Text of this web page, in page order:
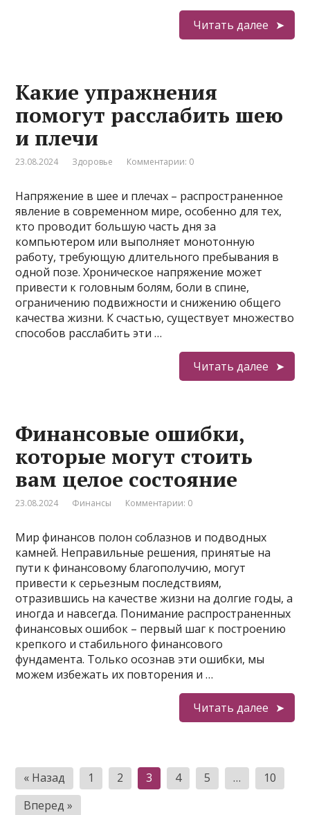
Читать далее
Какие упражнения
помогут расслабить шею
и плечи
23.08.2024 Здоровье Комментарии: 0
Напряжение в шее и плечах – распространенное
явление в современном мире, особенно для тех,
кто проводит большую часть дня за
компьютером или выполняет монотонную
работу, требующую длительного пребывания в
одной позе. Хроническое напряжение может
привести к головным болям, боли в спине,
ограничению подвижности и снижению общего
качества жизни. К счастью, существует множество
способов расслабить эти …
Читать далее
Финансовые ошибки,
которые могут стоить
вам целое состояние
23.08.2024 Финансы Комментарии: 0
Мир финансов полон соблазнов и подводных
камней. Неправильные решения, принятые на
пути к финансовому благополучию, могут
привести к серьезным последствиям,
отразившись на качестве жизни на долгие годы, а
иногда и навсегда. Понимание распространенных
финансовых ошибок – первый шаг к построению
крепкого и стабильного финансового
фундамента. Только осознав эти ошибки, мы
можем избежать их повторения и …
Читать далее
Пагинация
записей
« Назад 1 2 3 4 5 …
10
Вперед »